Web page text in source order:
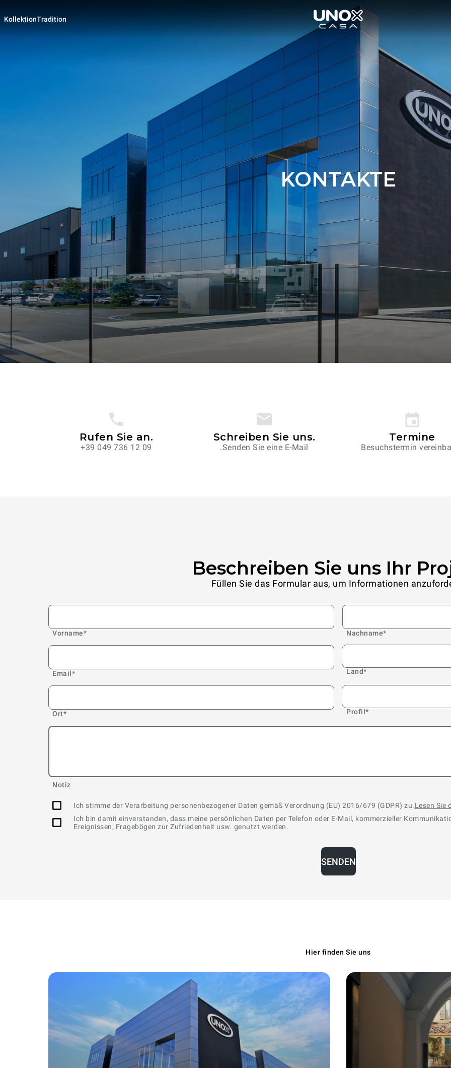
KollektionTradition
KONTAKTE
Rufen Sie an.
+39 049 736 12 09
Schreiben Sie uns.
Senden Sie eine E-Mail.
Termine
Besuchstermin
Beschreiben Sie uns Ihr
Füllen Sie das Formular aus, um Informationen
Vorname* Nachname*
Email* Land*
Ort* Profil*
Notiz
Ich stimme der Verarbeitung personenbezogener Daten gemäß Verordnung (EU) 2016/679 (GDPR) zu. Lesen Sie
Ich bin damit einverstanden, dass meine persönlichen Daten per Telefon oder E-Mail, kommerzieller
Ereignissen, Fragebögen zur Zufriedenheit usw. genutzt werden.
SENDEN
Hier finden Sie uns